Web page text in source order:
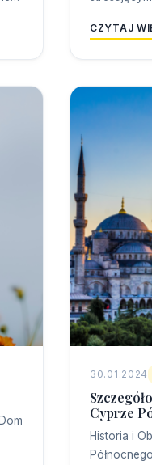
CZYTAJ
30.01.2024
Cyprze
Historia i